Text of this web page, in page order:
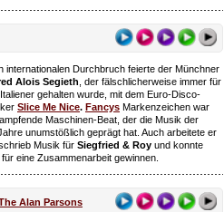
internationalen Durchbruch feierte der Münchner
Alois Segieth , der fälschlicherweise immer für
gehalten wurde, mit dem Euro-Disco-
Slice Me Nice. Fancys Markenzeichen war
Maschinen-Beat, der die Musik der
unumstößlich geprägt hat. Auch arbeitete er
schrieb Musik für Siegfried & Roy und konnte
für eine Zusammenarbeit gewinnen.
Alan Parsons